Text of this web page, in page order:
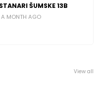
ŠUMSKE 13B
A MONTH AGO
View all